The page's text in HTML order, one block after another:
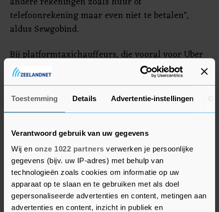
Toestemming Details Advertentie-instellingen
Verantwoord gebruik van uw gegevens
Wij en onze 1022 partners verwerken je persoonlijke
gegevens (bijv. uw IP-adres) met behulp van
technologieën zoals cookies om informatie op uw
apparaat op te slaan en te gebruiken met als doel
gepersonaliseerde advertenties en content, metingen aan
advertenties en content, inzicht in publiek en
telefoonrekening maar even niet te betalen",
aldus Sewgobind.
Bij platformtaxichauffeurs, die vooral voor Uber
werken, is het percentage dat verwacht te
stoppen nog hoger dan bij zelfstandige
taxichauffeurs. Dat komt volgens het FNV omdat
die chauffeurs afhankelijk zijn van de app en
zakelijke klanten waar ze op kunnen
terugvallen.